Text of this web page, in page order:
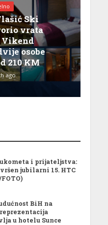
Ski
vrata
Vikend
osobe
210 KM
ago
i prijateljstva:
jubilarni 15. HTC
BiH na
u hotelu Sunce